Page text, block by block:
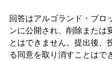
回答はアルゴランド・ブロ
ンに公開され、削除または
とはできません。提出後、
る同意を取り消すことはで